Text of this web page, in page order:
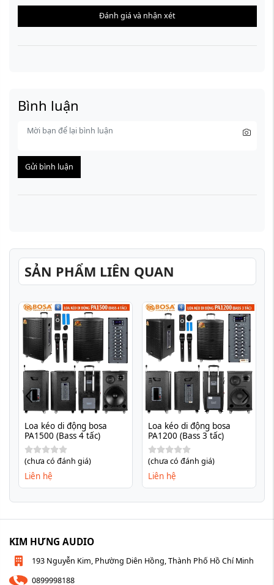
Đánh giá và nhận xét
Bình luận
Gửi bình luận
SẢN PHẨM LIÊN QUAN
Loa kéo di động bosa
PA1500 (Bass 4 tấc)
(chưa có đánh giá)
Liên hệ
Loa kéo di động bosa
PA1200 (Bass 3 tấc)
(chưa có đánh giá)
Liên hệ
KIM HƯNG AUDIO
193 Nguyễn Kim, Phường Diên Hồng, Thành Phố Hồ Chí Minh
0899998188